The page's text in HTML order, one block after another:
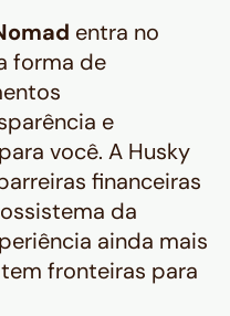
entra no
forma de
e
você. A Husky
financeiras
da
ainda mais
fronteiras para